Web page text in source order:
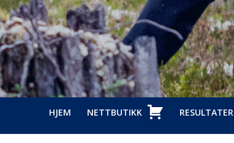
HJEM NETTBUTIKK RESULTATER